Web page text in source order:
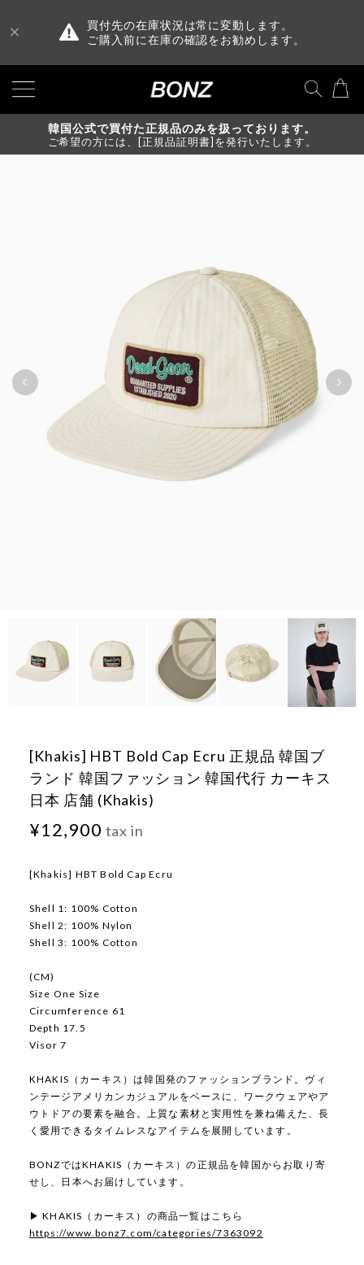
買付先の在庫状況は常に変動します。
ご購入前に在庫の確認をお勧めします。
韓国公式で買付た正規品のみを扱っております。
ご希望の方には、[正規品証明書]を発行いたします。
[Khakis] HBT Bold Cap Ecru 正規品 韓国ブ
ランド 韓国ファッション 韓国代行 カーキス
日本 店舗 (Khakis)
¥12,900 tax in
[Khakis] HBT Bold Cap Ecru
Shell 1: 100% Cotton
Shell 2: 100% Nylon
Shell 3: 100% Cotton
(CM)
Size One Size
Circumference 61
Depth 17.5
Visor 7
KHAKIS（カーキス）は韓国発のファッションブランド。ヴィ
ンテージアメリカンカジュアルをベースに、ワークウェアやア
ウトドアの要素を融合。上質な素材と実用性を兼ね備えた、長
く愛用できるタイムレスなアイテムを展開しています。
BONZではKHAKIS（カーキス）の正規品を韓国からお取り寄
せし、日本へお届けしています。
▶ KHAKIS（カーキス）の商品一覧はこちら
https://www.bonz7.com/categories/7363092